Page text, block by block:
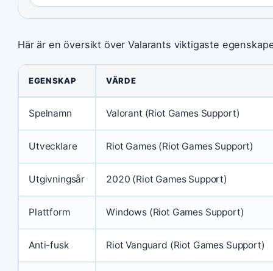
Här är en översikt över Valarants viktigaste
EGENSKAP VÄRDE
Spelnamn Valorant (Riot Games Support)
Utvecklare Riot Games (Riot Games Support)
Utgivningsår 2020 (Riot Games Support)
Plattform Windows (Riot Games Support)
Anti-fusk Riot Vanguard (Riot Games Support)